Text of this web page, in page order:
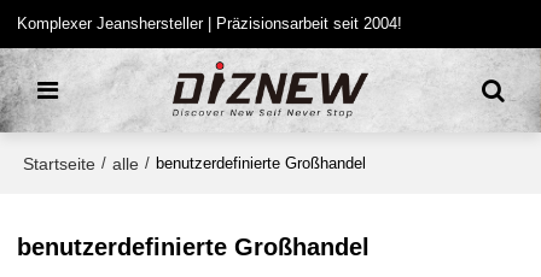
Komplexer Jeanshersteller | Präzisionsarbeit seit 2004!
Startseite / alle / benutzerdefinierte Großhandel
benutzerdefinierte Großhandel